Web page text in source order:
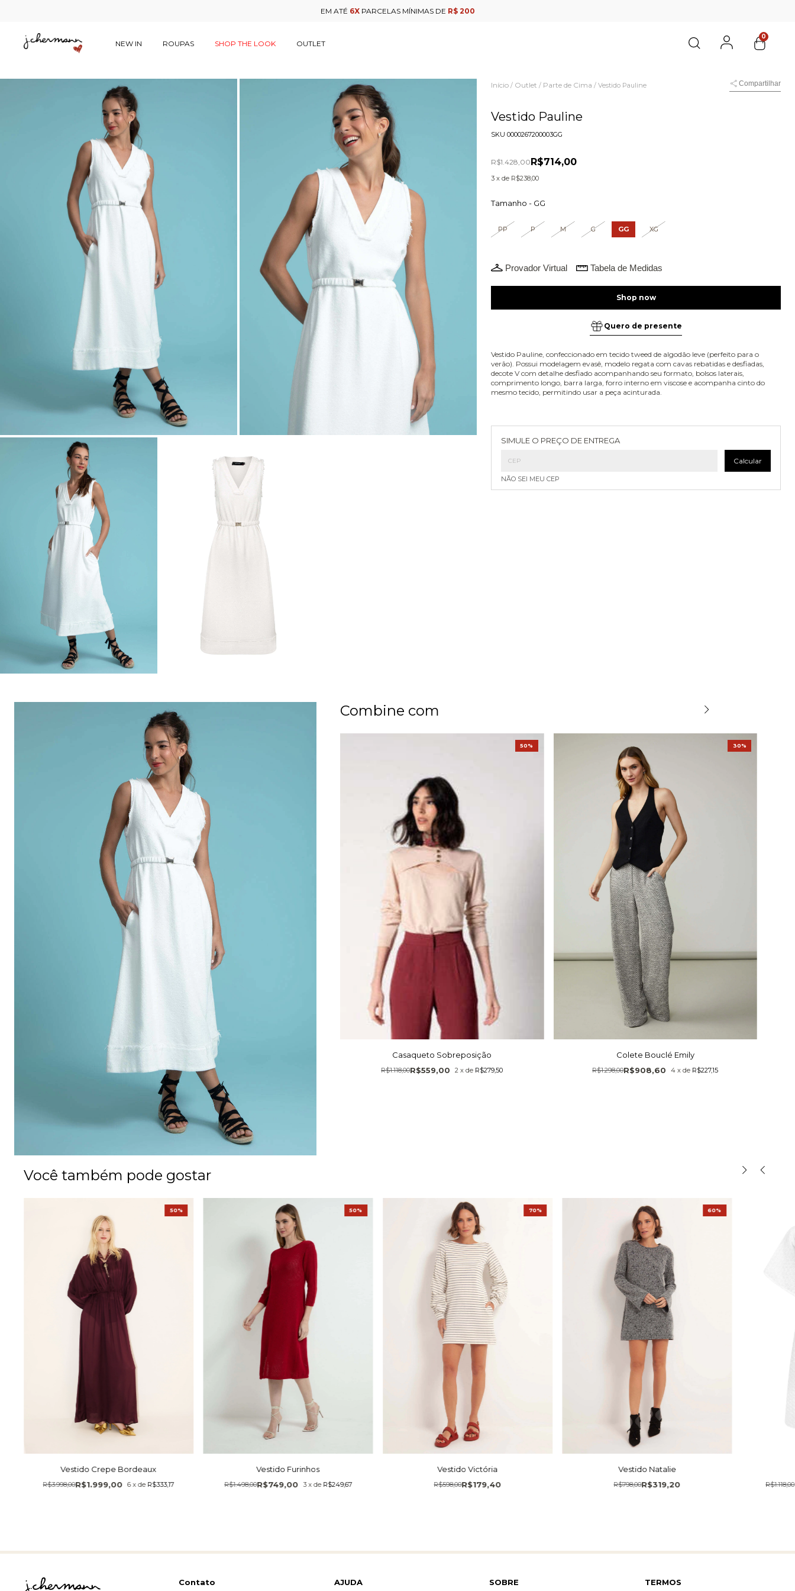
EM ATÉ 6XPARCELAS MÍNIMAS DE R$ 200
NEW IN ROUPAS SHOP THE LOOK OUTLET
0
Início / Outlet / Parte de Cima/ Vestido Pauline Compartilhar
Vestido Pauline
SKU0000267200003GG
R$1.428,00R$714,00
3 x de R$238,00
Tamanho - GG
PP P M G GG XG
Provador Virtual Tabela de Medidas
Quero de presente
Vestido Pauline, confeccionado em tecido tweed de algodão leve (perfeito para o
verão). Possui modelagem evasê, modelo regata com cavas rebatidas e desfiadas,
decote V com detalhe desfiado acompanhando seu formato, bolsos laterais,
comprimento longo, barra larga, forro interno em viscose e acompanha cinto do
mesmo tecido, permitindo usar a peça acinturada.
SIMULE O PREÇO DE ENTREGA
Calcular
NÃO SEI MEU CEP
Combine com
Casaqueto Sobreposição
R$559,00
R$1.118,00 2 xde R$279,50
50%
Colete Bouclé Emily
R$908,60
R$1.298,00 4 xde R$227,15
30%
Você também pode gostar
Vestido Crepe Bordeaux
R$1.999,00
R$3.998,00 6 xde R$333,17
50%
Vestido Furinhos
R$749,00
R$1.498,00 3 xde R$249,67
50%
Vestido Victória
R$179,40
R$598,00
70%
Vestido Natalie
R$319,20
R$798,00
60%
R$1.118,00
Contato AJUDA SOBRE TERMOS